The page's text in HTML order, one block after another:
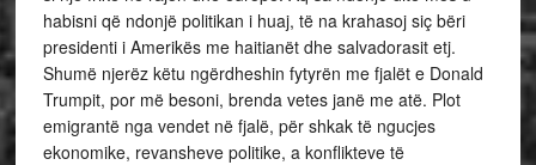
habisni që ndonjë politikan i huaj, të na krahasoj siç bëri
presidenti i Amerikës me haitianët dhe salvadorasit etj.
Shumë njerëz këtu ngërdheshin fytyrën me fjalët e Donald
Trumpit, por më besoni, brenda vetes janë me atë. Plot
emigrantë nga vendet në fjalë, për shkak të ngucjes
ekonomike, revansheve politike, a konflikteve të